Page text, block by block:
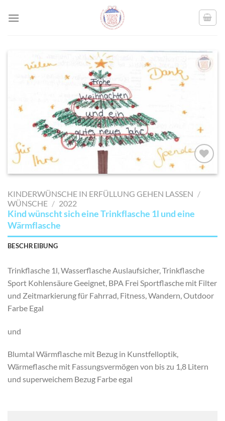
AUF MEINE
SETZEN
KINDERWÜNSCHE IN ERFÜLLUNG GEHEN LASSEN /
WÜNSCHE / 2022
Kind wünscht sich eine Trinkflasche 1l und eine
Wärmflasche
BESCHREIBUNG
Trinkflasche 1l, Wasserflasche Auslaufsicher, Trinkflasche
Sport Kohlensäure Geeignet, BPA Frei Sportflasche mit Filter
und Zeitmarkierung für Fahrrad, Fitness, Wandern, Outdoor
Farbe Egal
und
Blumtal Wärmflasche mit Bezug in Kunstfelloptik,
Wärmeflasche mit Fassungsvermögen von bis zu 1,8 Litern
und superweichem Bezug Farbe egal